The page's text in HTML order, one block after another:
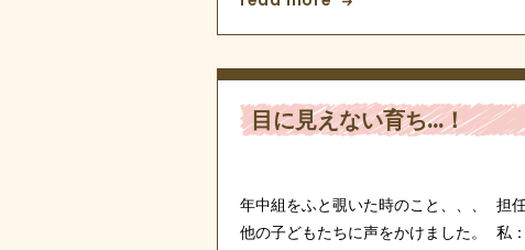
目に見えない育ち…！
年中組をふと覗いた時のこと、、、 担
他の子どもたちに声をかけました。 私